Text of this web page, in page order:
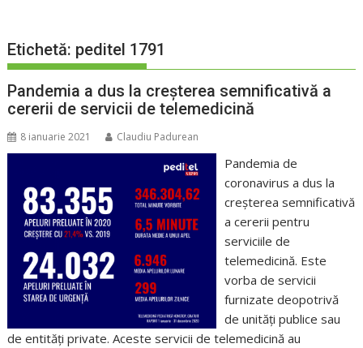
Etichetă: peditel 1791
Pandemia a dus la creșterea semnificativă a
cererii de servicii de telemedicină
8 ianuarie 2021 Claudiu Padurean
Pandemia de
coronavirus a dus la
creșterea semnificativă
a cererii pentru
serviciile de
telemedicină. Este
vorba de servicii
furnizate deopotrivă
de unități publice sau
de entități private. Aceste servicii de telemedicină au